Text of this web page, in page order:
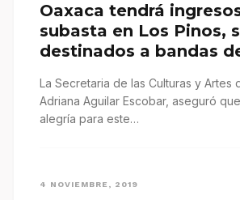
Oaxaca tendrá
subasta en Los Pinos,
destinados a bandas
La Secretaria de las Culturas y Artes
Adriana Aguilar Escobar, aseguró
alegría para este…
4 NOVIEMBRE, 2019